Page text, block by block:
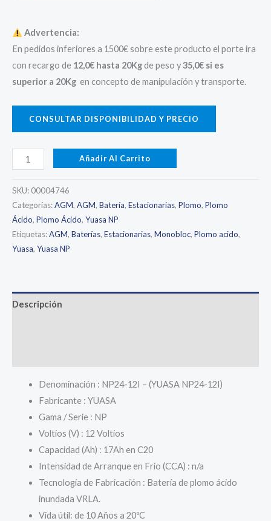
Advertencia:
En pedidos inferiores a 1500€ sobre este producto el porte ira
con recargo de 12,0€ hasta 20Kgde peso y35,0€ si es
superior a 20Kg en concepto de manipulación y transporte.
CONSULTAR DISPONIBILIDAD Y PRECIO
YUASA
NP24-
12I
-
Batería
AGM
-
-
Añadir Al Carrito
SKU: 00004746
Categorías:AGM, AGM, Batería, Estacionarias, Plomo, Plomo
Ácido, Plomo Ácido, Yuasa NP
Etiquetas:AGM, Baterías, Estacionarias, Monobloc, Plomo acido,
Yuasa, Yuasa NP
Descripción
Denominación : NP24-12I – (YUASA NP24-12I)
Fabricante : YUASA
Gama / Serie : NP
Voltios (V) : 12 Voltios
Capacidad (Ah) : 17Ah en C20
Intensidad de Arranque en Frío (CCA) : n/a
Tecnología de Fabricación : Batería de plomo ácido
inundada VRLA.
Vida útil: de 10 Años a 20ºC